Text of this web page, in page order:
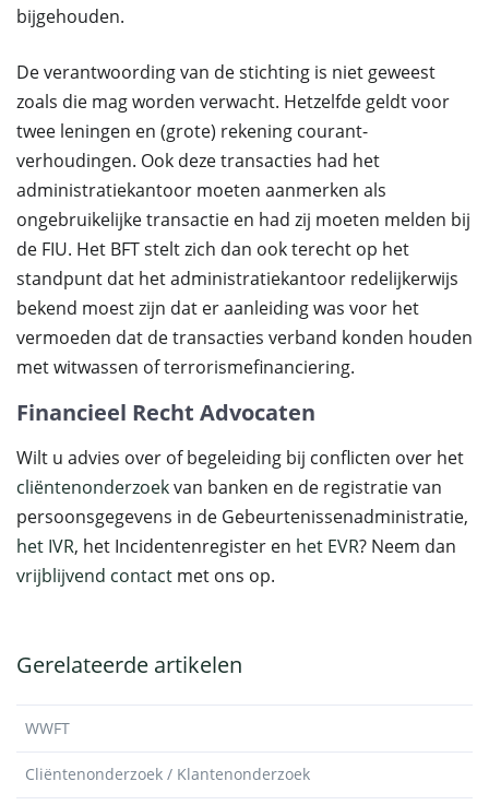
bijgehouden.
De verantwoording van de stichting is niet geweest
zoals die mag worden verwacht. Hetzelfde geldt voor
twee leningen en (grote) rekening courant-
verhoudingen. Ook deze transacties had het
administratiekantoor moeten aanmerken als
ongebruikelijke transactie en had zij moeten melden bij
de FIU. Het BFT stelt zich dan ook terecht op het
standpunt dat het administratiekantoor redelijkerwijs
bekend moest zijn dat er aanleiding was voor het
vermoeden dat de transacties verband konden houden
met witwassen of terrorismefinanciering.
Financieel Recht Advocaten
Wilt u advies over of begeleiding bij conflicten over het
cliëntenonderzoekvan banken en de registratie van
persoonsgegevens in de Gebeurtenissenadministratie,
het IVR, het Incidentenregister en het EVR? Neem dan
vrijblijvend contact met ons op.
Gerelateerde artikelen
WWFT
Cliëntenonderzoek / Klantenonderzoek